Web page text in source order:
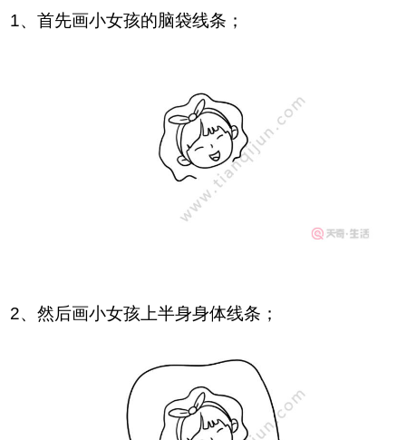
1、首先画小女孩的脑袋线条；
2、然后画小女孩上半身身体线条；